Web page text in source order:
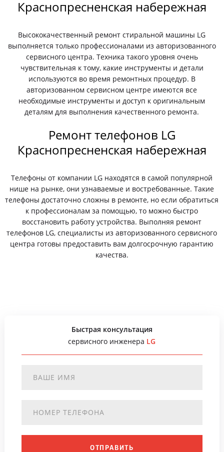
Краснопресненская набережная
Высококачественный ремонт стиральной машины LG
выполняется только профессионалами из авторизованного
сервисного центра. Техника такого уровня очень
чувствительная к тому, какие инструменты и детали
используются во время ремонтных процедур. В
авторизованном сервисном центре имеются все
необходимые инструменты и доступ к оригинальным
деталям для выполнения качественного ремонта.
Ремонт телефонов LG
Краснопресненская набережная
Телефоны от компании LG находятся в самой популярной
нише на рынке, они узнаваемые и востребованные. Такие
телефоны достаточно сложны в ремонте, но если обратиться
к профессионалам за помощью, то можно быстро
восстановить работу устройства. Выполняя ремонт
телефонов LG, специалисты из авторизованного сервисного
центра готовы предоставить вам долгосрочную гарантию
качества.
Быстрая консультация
сервисного инженера LG
ОТПРАВИТЬ